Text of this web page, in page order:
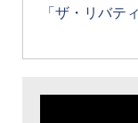
「ザ・リバテ